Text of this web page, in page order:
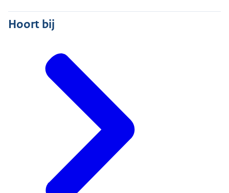
Hoort bij